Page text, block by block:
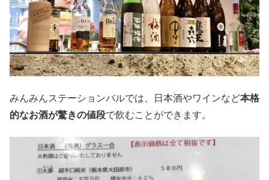
みんみんステーションバルでは、日本酒やワインなど本格
的なお酒が驚きの値段で飲むことができます。